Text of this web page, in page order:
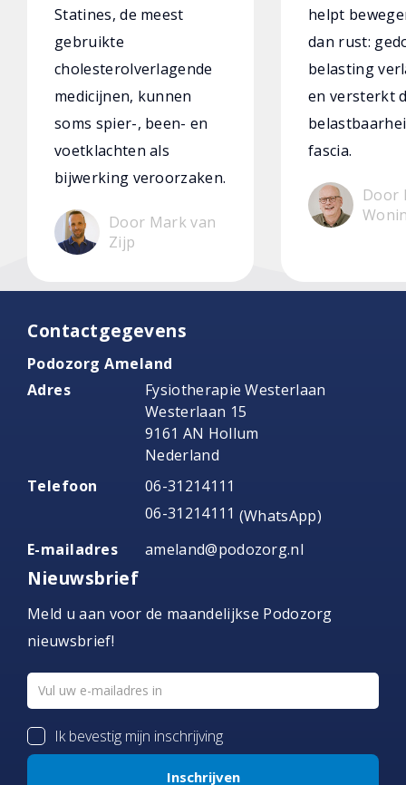
Statines, de meest
gebruikte
cholesterolverlagende
medicijnen, kunnen
soms spier-, been- en
voetklachten als
bijwerking veroorzaken.
Door Mark van
Zijp
helpt
dan rust:
belasting
en versterkt
fascia.
Door
Contactgegevens
Podozorg Ameland
Adres
Fysiotherapie Westerlaan
Westerlaan 15
9161 AN Hollum
Nederland
Telefoon
06-31214111
06-31214111 (WhatsApp)
E-mailadres
ameland@podozorg.nl
Nieuwsbrief
Meld u aan voor de maandelijkse Podozorg
nieuwsbrief!